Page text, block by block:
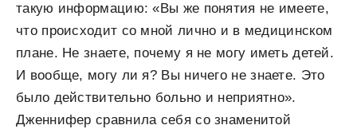
такую информацию: «Вы же понятия не имеете,
что происходит со мной лично и в медицинском
плане. Не знаете, почему я не могу иметь детей.
И вообще, могу ли я? Вы ничего не знаете. Это
было действительно больно и неприятно».
Дженнифер сравнила себя со знаменитой